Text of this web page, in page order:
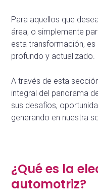
Para aquellos que
área, o simplemente
esta transformación,
profundo y actualizado.
A través de esta
integral del panorama
sus desafíos,
generando en nuestra
¿Qué es la
automotriz?